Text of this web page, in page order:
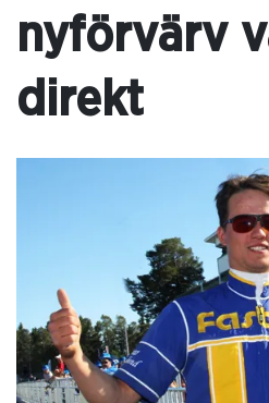
nyförvärv
direkt